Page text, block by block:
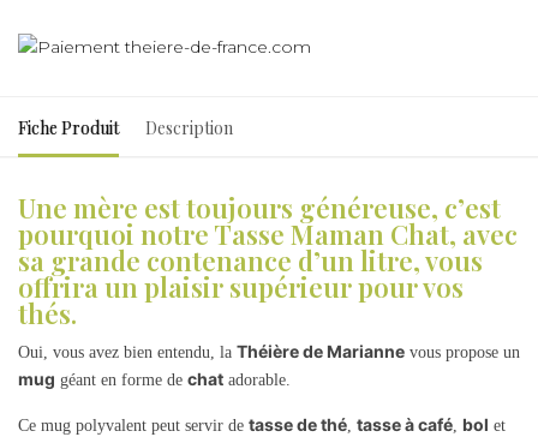
Fiche Produit Description
Une mère est toujours généreuse, c’est
pourquoi notre Tasse Maman Chat, avec
sa grande contenance d’un litre, vous
offrira un plaisir supérieur pour vos
thés.
Oui, vous avez bien entendu, la Théière de Marianne vous propose un
mug géant en forme de chat adorable.
Ce mug polyvalent peut servir de tasse de thé tasse à café bol et